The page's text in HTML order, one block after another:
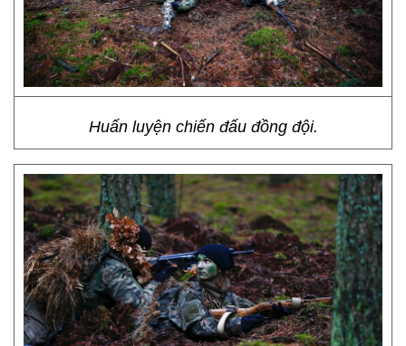
Huấn luyện chiến đấu đồng đội.